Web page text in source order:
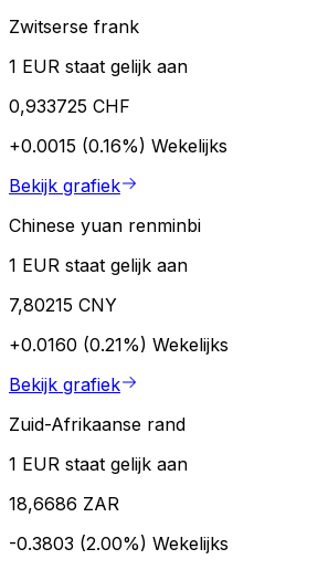
Zwitserse frank
1 EUR staat gelijk aan
0,933725 CHF
+0.0015 (0.16%) Wekelijks
Bekijk grafiek
Chinese yuan renminbi
1 EUR staat gelijk aan
7,80215 CNY
+0.0160 (0.21%) Wekelijks
Bekijk grafiek
Zuid-Afrikaanse rand
1 EUR staat gelijk aan
18,6686 ZAR
-0.3803 (2.00%) Wekelijks